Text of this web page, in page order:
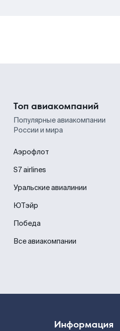
Топ авиакомпаний
Популярные авиакомпании
России и мира
Аэрофлот
S7 airlines
Уральские авиалинии
ЮТэйр
Победа
Все авиакомпании
Информация